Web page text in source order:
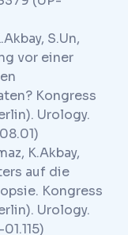
S.Un,
vor einer
Kongress
Urology.
K.Akbay,
auf die
Kongress
Urology.